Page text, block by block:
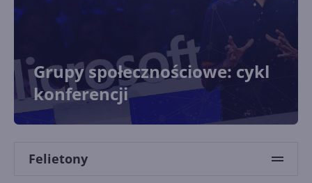
Grupy społecznościowe: cykl
konferencji
Felietony